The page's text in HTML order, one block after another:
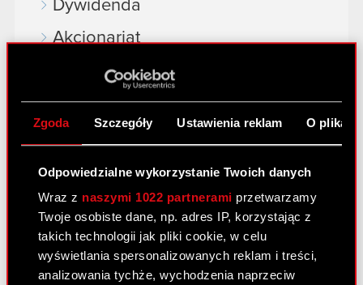
Zgoda Szczegóły Ustawienia reklam O
Odpowiedzialne wykorzystanie Twoich danych
Wraz z naszymi 1022 partnerami przetwarzamy
Twoje osobiste dane, np. adres IP, korzystając z
takich technologii jak pliki cookie, w celu
wyświetlania spersonalizowanych reklam i treści,
analizowania tychże, wychodzenia naprzeciw
Dywidenda
Akcjonariat
Analitycy
Niezależny audytor
Walne Zgromadzenia
Wynagrodzenia członków
Okresy zamknięte
Kalendarz inwestora